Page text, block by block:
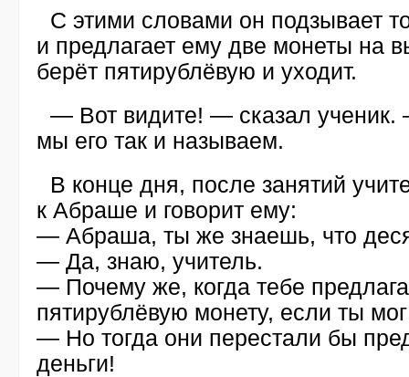
С этими словами он подзывает
и предлагает ему две монеты на
берёт пятирублёвую и уходит.
— Вот видите! — сказал
мы его так и называем.
В конце дня, после занятий
к Абраше и говорит ему:
— Абраша, ты же знаешь, что
— Да, знаю, учитель.
— Почему же, когда тебе
пятирублёвую монету, если ты мог
— Но тогда они перестали бы
деньги!